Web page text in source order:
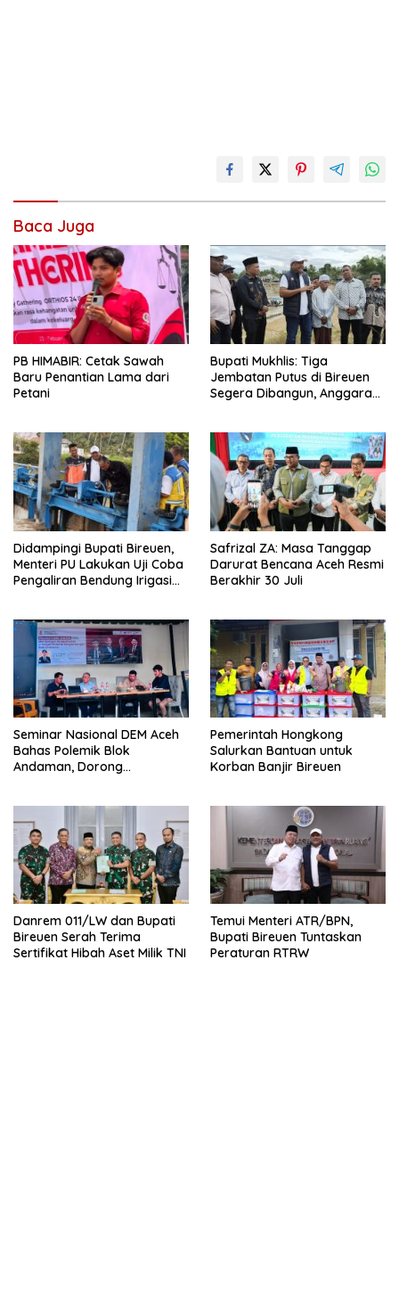
Baca Juga
PB HIMABIR: Cetak Sawah
Baru Penantian Lama dari
Petani
Bupati Mukhlis: Tiga
Jembatan Putus di Bireuen
Segera Dibangun, Anggaran
Didampingi Bupati Bireuen,
Menteri PU Lakukan Uji Coba
Pengaliran Bendung Irigasi
Safrizal ZA: Masa Tanggap
Darurat Bencana Aceh Resmi
Berakhir 30 Juli
Seminar Nasional DEM Aceh
Bahas Polemik Blok
Andaman, Dorong
Pemerintah Hongkong
Salurkan Bantuan untuk
Korban Banjir Bireuen
Danrem 011/LW dan Bupati
Bireuen Serah Terima
Sertifikat Hibah Aset Milik TNI
Temui Menteri ATR/BPN,
Bupati Bireuen Tuntaskan
Peraturan RTRW